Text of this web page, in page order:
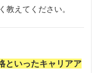
教えてください。
といったキャリアア